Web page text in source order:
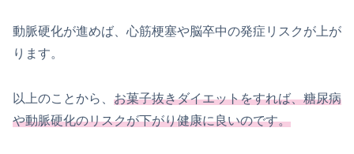
動脈硬化が進めば、心筋梗塞や脳卒中の発症リスクが上が
ります。
以上のことから、 お菓子抜きダイエットをすれば、糖尿病
や動脈硬化のリスクが下がり健康に良いのです。